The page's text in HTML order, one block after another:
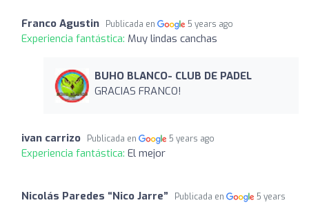
Franco Agustin Publicada en 5 years ago
Experiencia fantástica: Muy lindas canchas
BUHO BLANCO- CLUB DE PADEL
GRACIAS FRANCO!
ivan carrizo Publicada en 5 years ago
Experiencia fantástica: El mejor
Nicolás Paredes “Nico Jarre” Publicada en
5 years